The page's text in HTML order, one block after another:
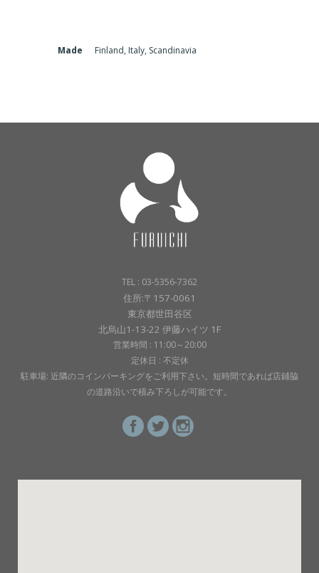
Made Finland, Italy, Scandinavia
TEL : 03-5356-7362
住所:〒157-0061
東京都世田谷区
北烏山1-13-22 伊藤ハイツ 1F
営業時間 : 11:00～20:00
定休日 : 不定休
駐車場: 近隣のコインパーキングをご利用下さい。短時間であれば店鋪脇
の道路沿いで積み下ろしが可能です。